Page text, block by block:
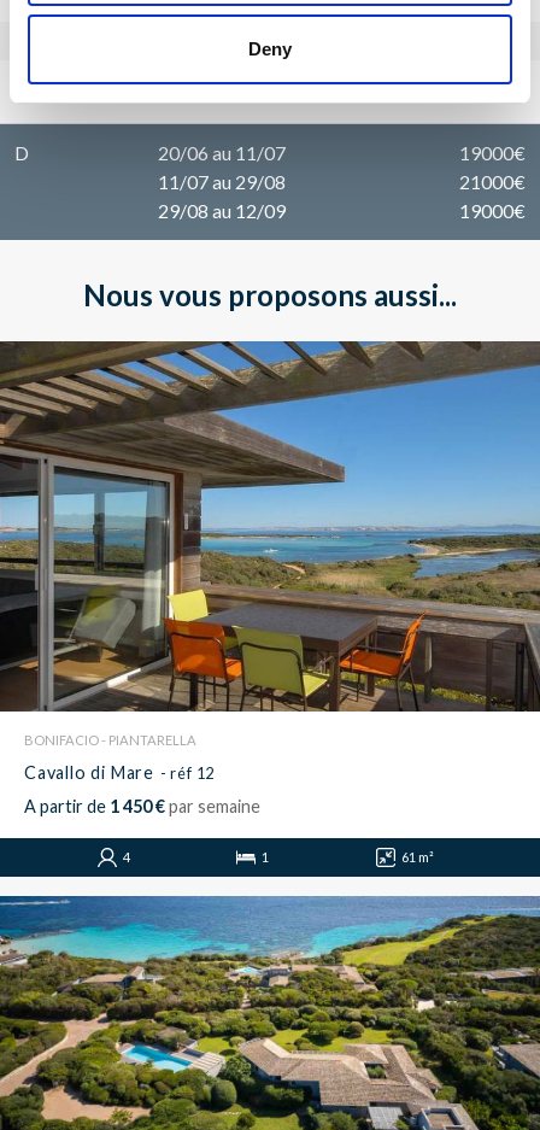
Deny
Tarifs 2026par semaine
D
20/06 au 11/07
11/07 au 29/08
29/08 au 12/09
19000€
21000€
19000€
Nous vous proposons aussi...
BONIFACIO - PIANTARELLA
Cavallo di Mare - réf 12
A partir de 1 450 €par semaine
4 1 61 m²